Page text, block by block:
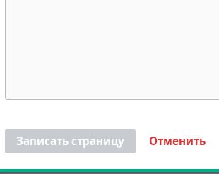
Записать страницу Отменить